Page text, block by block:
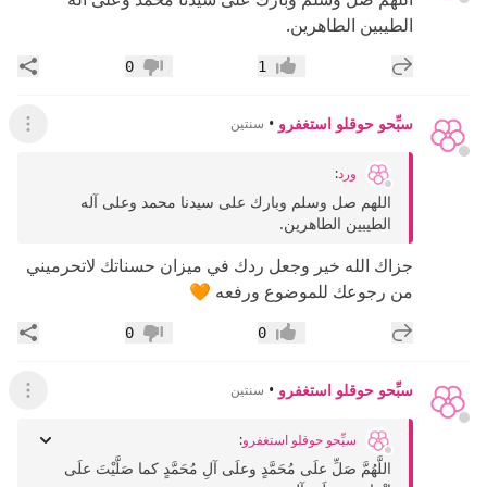
الطيبين الطاهرين.
إضافة رد جديد إعجاب1 عدم إعجاب
0
سبِّحو حوقلو استغفرو • سنتين عرض
ورد:
اللهم صل وسلم وبارك على سيدنا محمد وعلى آله
الطيبين الطاهرين.
جزاك الله خير وجعل ردك في ميزان حسناتك لاتحرميني
من رجوعك للموضوع ورفعه 🧡
إضافة رد جديد إعجاب0 عدم إعجاب
0
سبِّحو حوقلو استغفرو • سنتين عرض
سبِّحو حوقلو استغفرو:
اللَّهُمَّ صَلِّ علَى مُحَمَّدٍ وعلَى آلِ مُحَمَّدٍ كما صَلَّيْتَ علَى